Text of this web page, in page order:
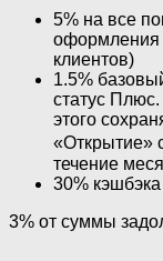
5% на все
оформления
клиентов)
1.5%
статус
этого
«Открытие»
течение
30%
3% от суммы